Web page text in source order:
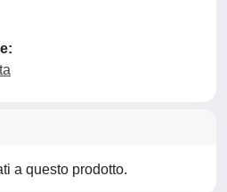
a questo prodotto.